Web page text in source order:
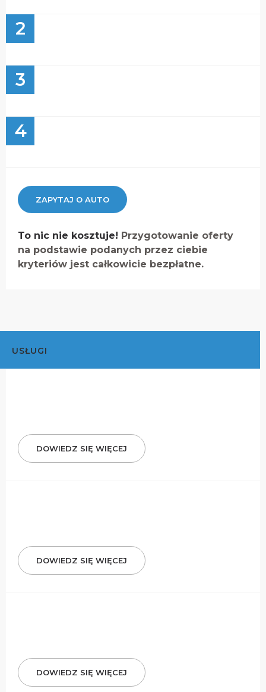
2
3
4
ZAPYTAJ O AUTO
To nic nie kosztuje! Przygotowanie oferty
na podstawie podanych przez ciebie
kryteriów jest całkowicie bezpłatne.
USŁUGI
DOWIEDZ SIĘ WIĘCEJ
DOWIEDZ SIĘ WIĘCEJ
DOWIEDZ SIĘ WIĘCEJ